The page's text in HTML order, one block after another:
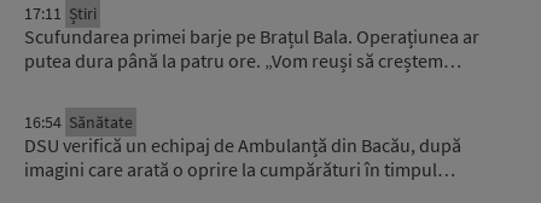
17:11 Știri
Scufundarea primei barje pe Brațul Bala. Operațiunea ar
putea dura până la patru ore. „Vom reuși să creștem…
16:54 Sănătate
DSU verifică un echipaj de Ambulanță din Bacău, după
imagini care arată o oprire la cumpărături în timpul…